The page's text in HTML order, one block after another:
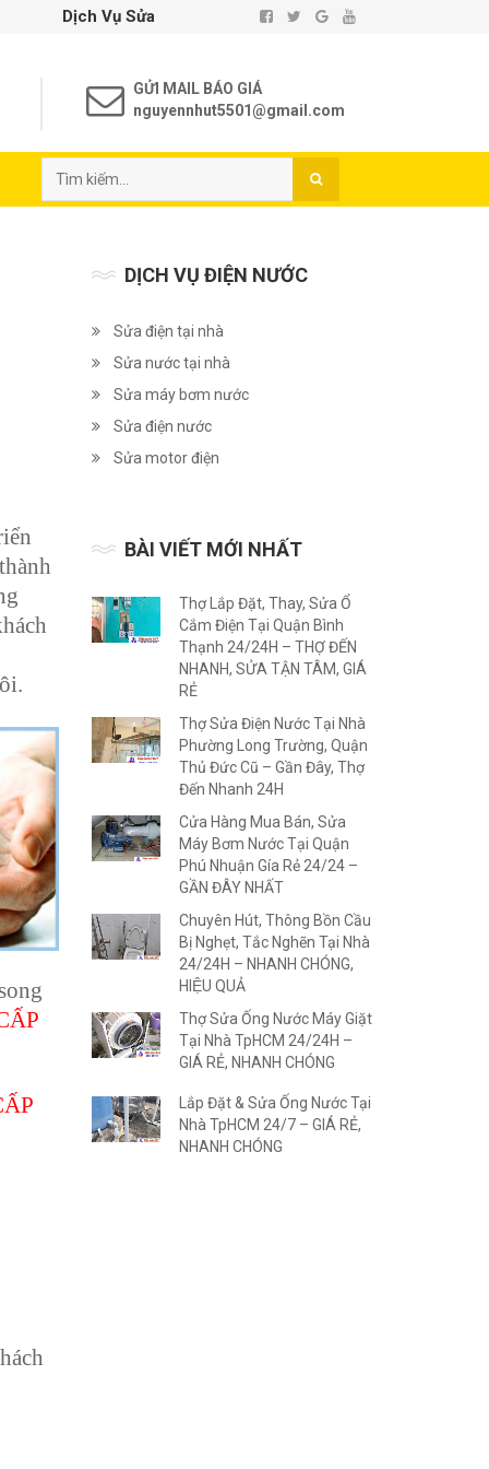
Sửa Chữa Điện Nước Tại Nhà TP. Hồ Chí Minh - Uy Tín -
GỬI MAIL BÁO GIÁ
nguyennhut5501@gmail.com
DỊCH VỤ ĐIỆN NƯỚC
Sửa điện tại nhà
Sửa nước tại nhà
Sửa máy bơm nước
Sửa điện nước
Sửa motor điện
BÀI VIẾT MỚI NHẤT
Thợ Lắp Đặt, Thay, Sửa Ổ
Cắm Điện Tại Quận Bình
Thạnh 24/24H – THỢ ĐẾN
NHANH, SỬA TẬN TÂM, GIÁ
RẺ
Thợ Sửa Điện Nước Tại Nhà
Phường Long Trường, Quận
Thủ Đức Cũ – Gần Đây, Thợ
Đến Nhanh 24H
Cửa Hàng Mua Bán, Sửa
Máy Bơm Nước Tại Quận
Phú Nhuận Gía Rẻ 24/24 –
GẦN ĐÂY NHẤT
Chuyên Hút, Thông Bồn Cầu
Bị Nghẹt, Tắc Nghẽn Tại Nhà
24/24H – NHANH CHÓNG,
HIỆU QUẢ
Thợ Sửa Ống Nước Máy Giặt
Tại Nhà TpHCM 24/24H –
GIÁ RẺ, NHANH CHÓNG
Lắp Đặt & Sửa Ống Nước Tại
Nhà TpHCM 24/7 – GIÁ RẺ,
NHANH CHÓNG